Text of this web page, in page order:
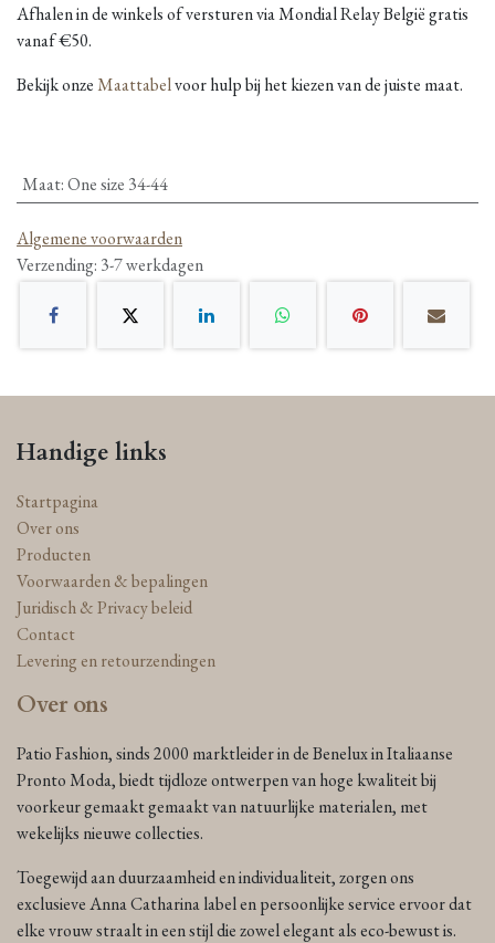
Afhalen in de winkels of versturen via Mondial Relay België gratis
vanaf €50.
Bekijk onzeMaattabelvoor hulp bij het kiezen van de juiste maat.
Maat:One size 34-44
Algemene voorwaarden
Verzending: 3-7 werkdagen
Handige links
Startpagina
Over ons
Producten
Voorwaarden & bepalingen
Juridisch & Privacy beleid
Contact
Levering en retourzendingen
Over ons
Patio Fashion, sinds 2000 marktleider in de Benelux in Italiaanse
Pronto Moda, biedt tijdloze ontwerpen van hoge kwaliteit bij
voorkeur gemaakt gemaakt van natuurlijke materialen, met
wekelijks nieuwe collecties.
Toegewijd aan duurzaamheid en individualiteit, zorgen ons
exclusieve Anna Catharina label en persoonlijke service ervoor dat
elke vrouw straalt in een stijl die zowel elegant als eco-bewust is.